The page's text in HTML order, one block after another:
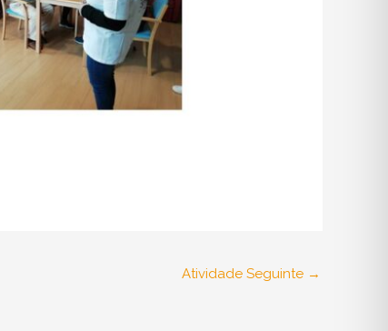
Atividade Seguinte →